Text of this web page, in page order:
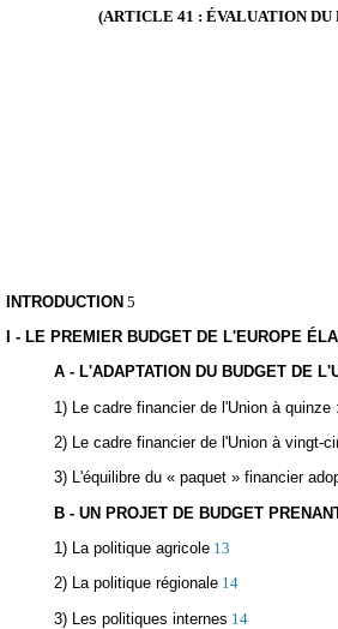
(ARTICLE 41 : ÉVALUATION DU
INTRODUCTION 5
I - LE PREMIER BUDGET DE L'EUROPE
A - L'ADAPTATION DU BUDGET DE
1) Le cadre financier de l'Union à
2) Le cadre financier de l'Union à vingt-
3) L'équilibre du « paquet » financier
B - UN PROJET DE BUDGET
1) La politique agricole 13
2) La politique régionale 14
3) Les politiques internes 14